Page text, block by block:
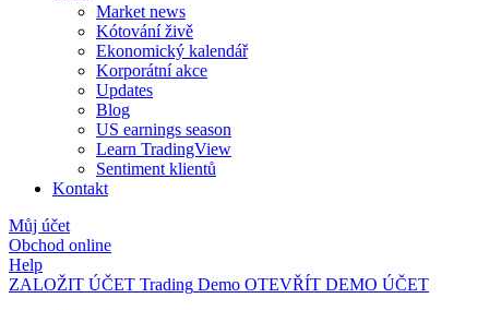
Market news
Kótování živě
Ekonomický kalendář
Korporátní akce
Updates
Blog
US earnings season
Learn TradingView
Sentiment klientů
Kontakt
Můj účet
Obchod online
Help
ZALOŽIT ÚČET Trading Demo OTEVŘÍT DEMO ÚČET